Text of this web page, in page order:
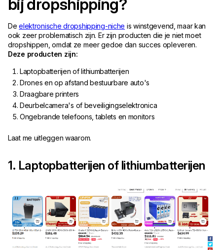
bij dropshipping?
Deelektronische dropshipping-niche is winstgevend, maar kan
ook zeer problematisch zijn. Er zijn producten die je niet moet
dropshippen, omdat ze meer gedoe dan succes opleveren.
Deze producten zijn:
Laptopbatterijen of lithiumbatterijen
Drones en op afstand bestuurbare auto's
Draagbare printers
Deurbelcamera's of beveiligingselektronica
Ongebrande telefoons, tablets en monitors
Laat me uitleggen waarom.
1. Laptopbatterijen of lithiumbatterijen